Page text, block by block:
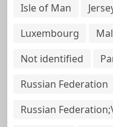
Isle of Man
Luxembourg
Not identified
Russian Federation
Russian